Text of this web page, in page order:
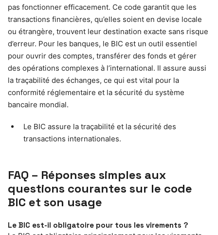
pas fonctionner efficacement. Ce code garantit que les
transactions financières, qu’elles soient en devise locale
ou étrangère, trouvent leur destination exacte sans risque
d’erreur. Pour les banques, le BIC est un outil essentiel
pour ouvrir des comptes, transférer des fonds et gérer
des opérations complexes à l’international. Il assure aussi
la traçabilité des échanges, ce qui est vital pour la
conformité réglementaire et la sécurité du système
bancaire mondial.
Le BIC assure la traçabilité et la sécurité des
transactions internationales.
FAQ – Réponses simples aux
questions courantes sur le code
BIC et son usage
Le BIC est-il obligatoire pour tous les virements ?